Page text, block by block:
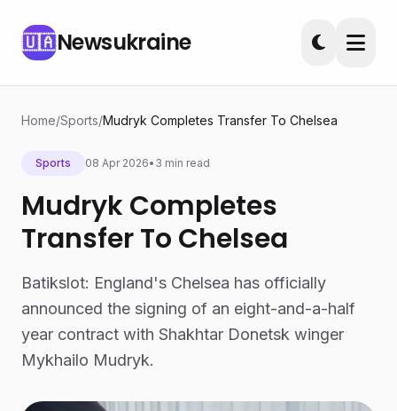
🇺🇦Newsukraine
Home/Sports/Mudryk Completes Transfer To Chelsea
Sports 08 Apr 2026• 3 min read
Mudryk Completes
Transfer To Chelsea
Batikslot: England's Chelsea has officially
announced the signing of an eight-and-a-half
year contract with Shakhtar Donetsk winger
Mykhailo Mudryk.